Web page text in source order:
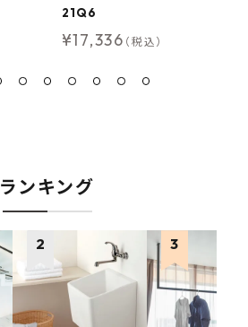
21Q6
¥17,336 （税込）
ランキング